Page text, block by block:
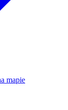
mapie